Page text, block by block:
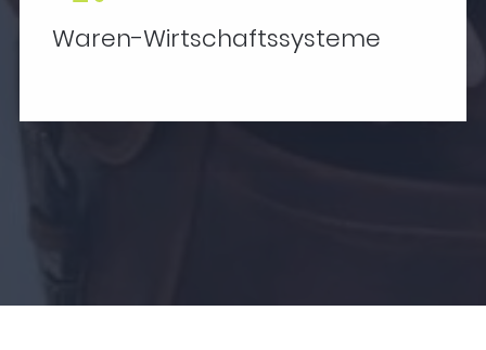
Waren-Wirtschaftssysteme